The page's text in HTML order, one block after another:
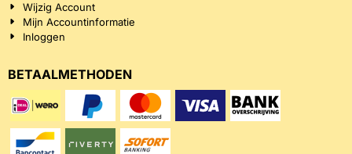
Wijzig Account
Mijn Accountinformatie
Inloggen
BETAALMETHODEN